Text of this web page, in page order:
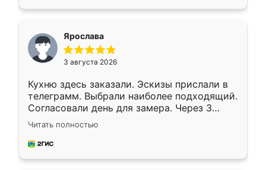
Ярослава
3 августа 2026
Кухню здесь заказали. Эскизы прислали в
телеграмм. Выбрали наиболее подходящий.
Согласовали день для замера. Через 3
недели кухня была уже готова. Остались
довольны работой. Спасибо Ренессанс
мебель за качественную работу!
Читать полностью